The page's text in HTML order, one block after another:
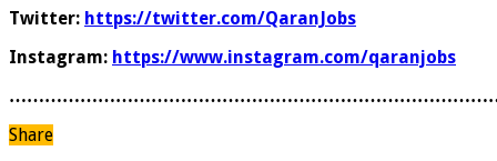
Twitter: https://twitter.com/QaranJobs
Instagram: https://www.instagram.com/qaranjobs
Share